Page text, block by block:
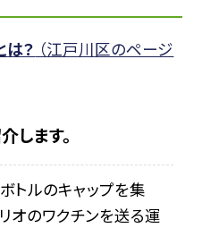
？ （江戸川区のページ
します。
トルのキャップを集
オのワクチンを送る運